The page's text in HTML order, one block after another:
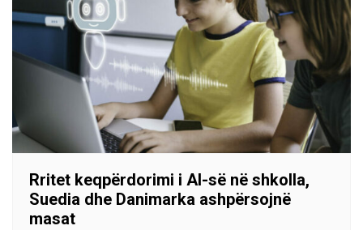
Rritet keqpërdorimi i AI-së në shkolla,
Suedia dhe Danimarka ashpërsojnë
masat